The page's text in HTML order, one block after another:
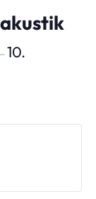
– 10.